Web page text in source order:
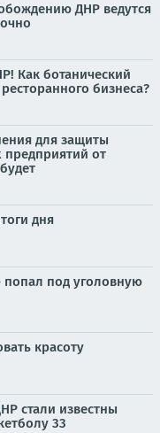
ДНР ведутся
Как ботанический
бизнеса?
для защиты
предприятий от
дня
под уголовную
красоту
стали известны
33